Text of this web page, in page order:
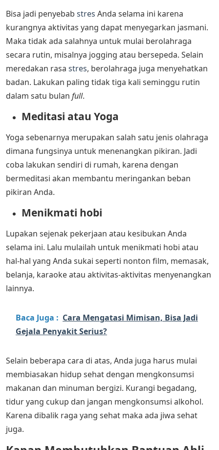
Bisa jadi penyebab stres Anda selama ini karena
kurangnya aktivitas yang dapat menyegarkan jasmani.
Maka tidak ada salahnya untuk mulai berolahraga
secara rutin, misalnya jogging atau bersepeda. Selain
meredakan rasa stres, berolahraga juga menyehatkan
badan. Lakukan paling tidak tiga kali seminggu rutin
dalam satu bulan full.
Meditasi atau Yoga
Yoga sebenarnya merupakan salah satu jenis olahraga
dimana fungsinya untuk menenangkan pikiran. Jadi
coba lakukan sendiri di rumah, karena dengan
bermeditasi akan membantu meringankan beban
pikiran Anda.
Menikmati hobi
Lupakan sejenak pekerjaan atau kesibukan Anda
selama ini. Lalu mulailah untuk menikmati hobi atau
hal-hal yang Anda sukai seperti nonton film, memasak,
belanja, karaoke atau aktivitas-aktivitas menyenangkan
lainnya.
Baca Juga : Cara Mengatasi Mimisan, Bisa Jadi
Gejala Penyakit Serius?
Selain beberapa cara di atas, Anda juga harus mulai
membiasakan hidup sehat dengan mengkonsumsi
makanan dan minuman bergizi. Kurangi begadang,
tidur yang cukup dan jangan mengkonsumsi alkohol.
Karena dibalik raga yang sehat maka ada jiwa sehat
juga.